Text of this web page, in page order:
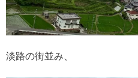
淡路の街並み、